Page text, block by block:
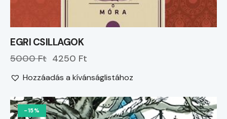
EGRI CSILLAGOK
5000 Ft 4250 Ft
Hozzáadás a kívánságlistához
-15%